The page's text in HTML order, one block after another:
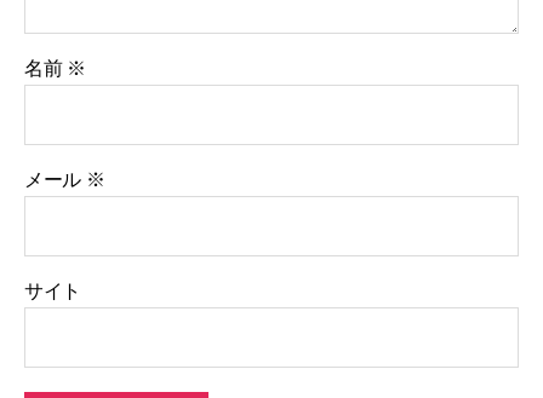
名前 ※
メール ※
サイト